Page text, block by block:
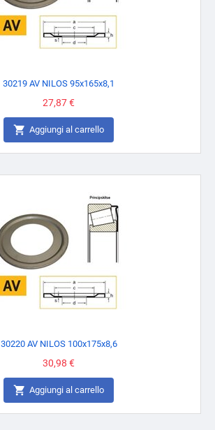
30219 AV NILOS 95x165x8,1
Prezzo
27,87 €
 Aggiungi al carrello
30220 AV NILOS 100x175x8,6
Prezzo
30,98 €
 Aggiungi al carrello